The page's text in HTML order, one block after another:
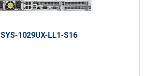
SYS-1029UX-LL1-S16